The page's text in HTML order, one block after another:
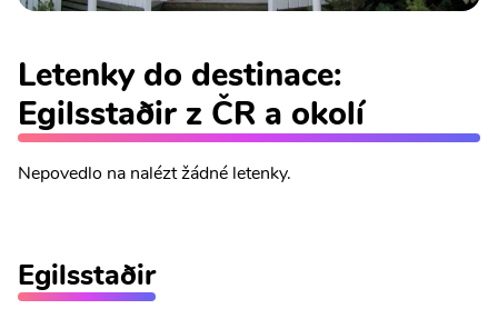
Letenky do destinace:
Egilsstaðir z ČR a okolí
Nepovedlo na nalézt žádné letenky.
Egilsstaðir